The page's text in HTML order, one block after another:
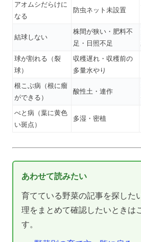
アオムシだらけに
なる
防虫ネット未設置
結球しない
株間が狭い・肥料不
足・日照不足
球が割れる（裂
球）
収穫遅れ・収穫前の
多量水やり
根こぶ病（根に瘤
ができる）
酸性土・連作
べと病（葉に黄色
い斑点）
多湿・密植
あわせて読みたい
育てている野菜の記事を探した
理をまとめて確認したいときは
す。